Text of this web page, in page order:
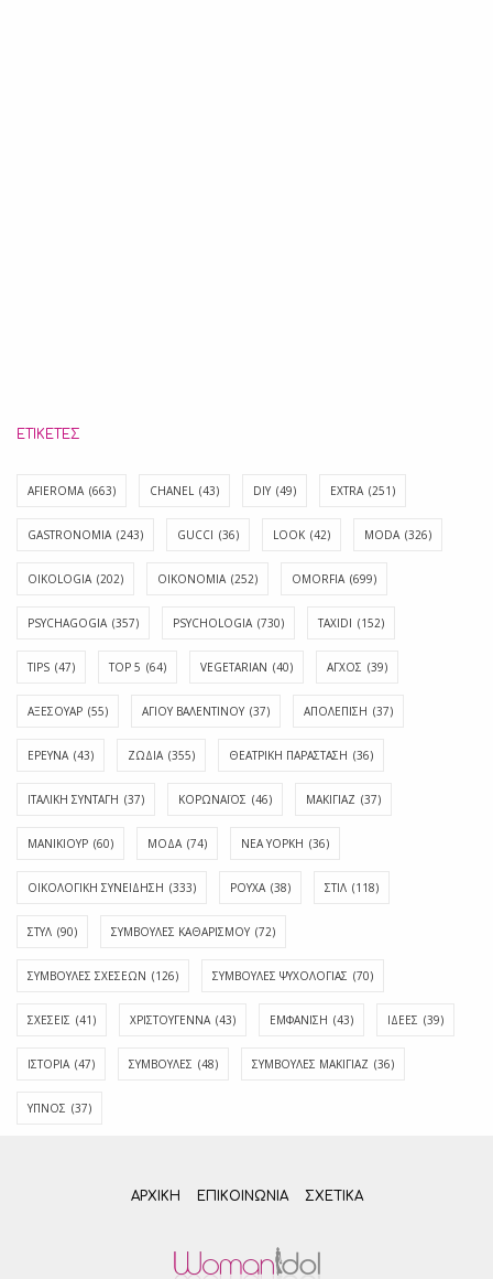
ΕΤΙΚΈΤΕΣ
AFIEROMA (663) CHANEL (43) DIY (49) EXTRA (251)
GASTRONOMIA (243) GUCCI (36) LOOK (42) MODA (326)
OIKOLOGIA (202) OIKONOMIA (252) OMORFIA (699)
PSYCHAGOGIA (357) PSYCHOLOGIA (730) TAXIDI (152)
TIPS (47) TOP 5 (64) VEGETARIAN (40) ΑΓΧΟΣ (39)
ΑΞΕΣΟΥΑΡ (55) ΑΓΊΟΥ ΒΑΛΕΝΤΊΝΟΥ (37) ΑΠΟΛΈΠΙΣΗ (37)
ΕΡΕΥΝΑ (43) ΖΩΔΙΑ (355) ΘΕΑΤΡΙΚΗ ΠΑΡΑΣΤΑΣΗ (36)
ΙΤΑΛΙΚΗ ΣΥΝΤΑΓΗ (37) ΚΟΡΩΝΑΪΟΣ (46) ΜΑΚΙΓΙΑΖ (37)
ΜΑΝΙΚΙΟΥΡ (60) ΜΟΔΑ (74) ΝΕΑ ΥΟΡΚΗ (36)
ΟΙΚΟΛΟΓΙΚΗ ΣΥΝΕΙΔΗΣΗ (333) ΡΟΥΧΑ (38) ΣΤΙΛ (118)
ΣΤΥΛ (90) ΣΥΜΒΟΥΛΕΣ ΚΑΘΑΡΙΣΜΟΥ (72)
ΣΥΜΒΟΥΛΕΣ ΣΧΕΣΕΩΝ (126) ΣΥΜΒΟΥΛΕΣ ΨΥΧΟΛΟΓΙΑΣ (70)
ΣΧΕΣΕΙΣ (41) ΧΡΙΣΤΟΥΓΕΝΝΑ (43) ΕΜΦΆΝΙΣΗ (43) ΙΔΈΕΣ (39)
ΙΣΤΟΡΊΑ (47) ΣΥΜΒΟΥΛΈΣ (48) ΣΥΜΒΟΥΛΈΣ ΜΑΚΙΓΙΆΖ (36)
ΎΠΝΟΣ (37)
ΑΡΧΙΚΗ ΕΠΙΚΟΙΝΩΝΊΑ ΣΧΕΤΙΚΆ